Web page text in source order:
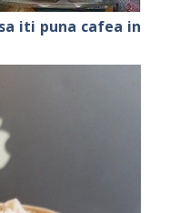
iti puna cafea in